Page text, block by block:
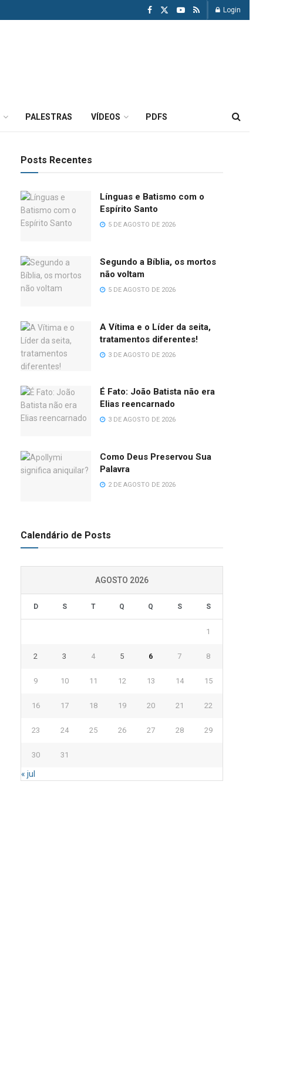
Login
PALESTRAS VÍDEOS PDFS
Posts Recentes
Línguas e Batismo com o
Espírito Santo
5 DE AGOSTO DE 2026
Segundo a Bíblia, os mortos
não voltam
5 DE AGOSTO DE 2026
A Vítima e o Líder da seita,
tratamentos diferentes!
3 DE AGOSTO DE 2026
É Fato: João Batista não era
Elias reencarnado
3 DE AGOSTO DE 2026
Como Deus Preservou Sua
Palavra
2 DE AGOSTO DE 2026
Calendário de Posts
AGOSTO 2026
D S T Q Q S S
1
2 3 4 5 6 7 8
9 10 11 12 13 14 15
16 17 18 19 20 21 22
23 24 25 26 27 28 29
30 31
« jul